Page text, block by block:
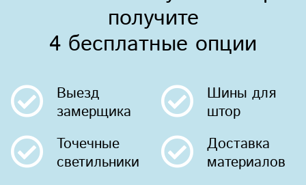
получите
4 бесплатные опции
Выезд
замерщика
Шины для
штор
Точечные
светильники
Доставка
материалов